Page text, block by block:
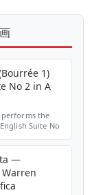
1)
No 2 in A
performs the
Suite No
—